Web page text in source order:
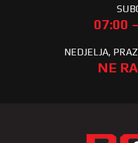
07:00
NEDJELJA,
NE